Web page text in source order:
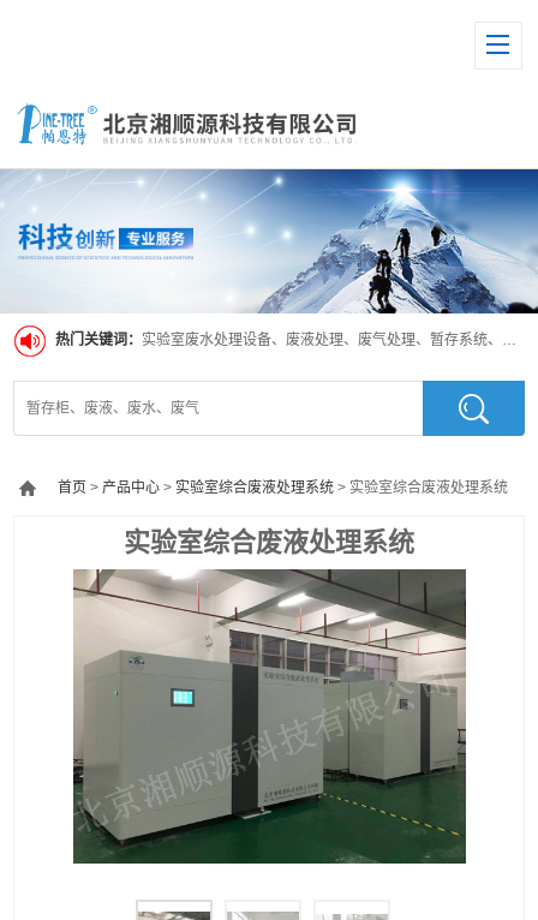
热门关键词： 实验室废水处理设备、废液处理、废气处理、暂存系统、超纯水系统
首页 >产品中心 >实验室综合废液处理系统 > 实验室综合废液处理系统
实验室综合废液处理系统